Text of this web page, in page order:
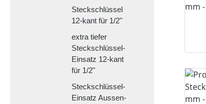
Steckschlüssel
12-kant für 1/2"
extra tiefer
Steckschlüssel-
Einsatz 12-kant
für 1/2"
Steckschlüssel-
Einsatz Aussen-